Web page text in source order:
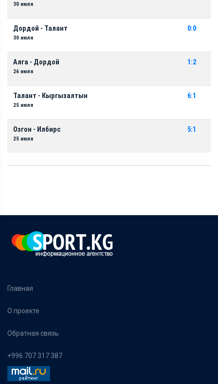
30 июля
Дордой - Талант
30 июля
0:0
Алга - Дордой
26 июля
1:2
Талант - Кыргызалтын
25 июля
6:1
Озгон - Илбирс
25 июля
5:1
Главная
О проекте
Обратная связь
+996 707 317 387